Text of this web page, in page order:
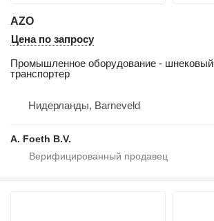
AZO
Цена по запросу
Промышленное оборудование - шнековый
транспортер
Нидерланды, Barneveld
A. Foeth B.V.